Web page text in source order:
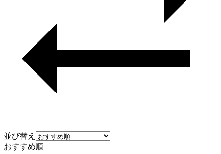
並び替え
おすすめ順